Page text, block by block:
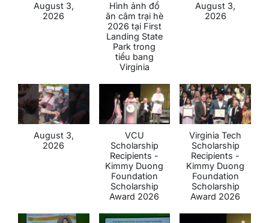
August 3,
2026
Hình ảnh đổ
ăn câm trại hè
2026 tại First
Landing State
Park trong
tiểu bang
Virginia
August 3,
2026
August 3,
2026
VCU
Scholarship
Recipients -
Kimmy Duong
Foundation
Scholarship
Award 2026
Virginia Tech
Scholarship
Recipients -
Kimmy Duong
Foundation
Scholarship
Award 2026